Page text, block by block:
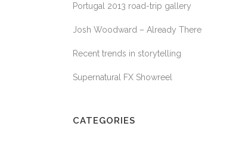
Portugal 2013 road-trip gallery
Josh Woodward – Already There
Recent trends in storytelling
Supernatural FX Showreel
CATEGORIES